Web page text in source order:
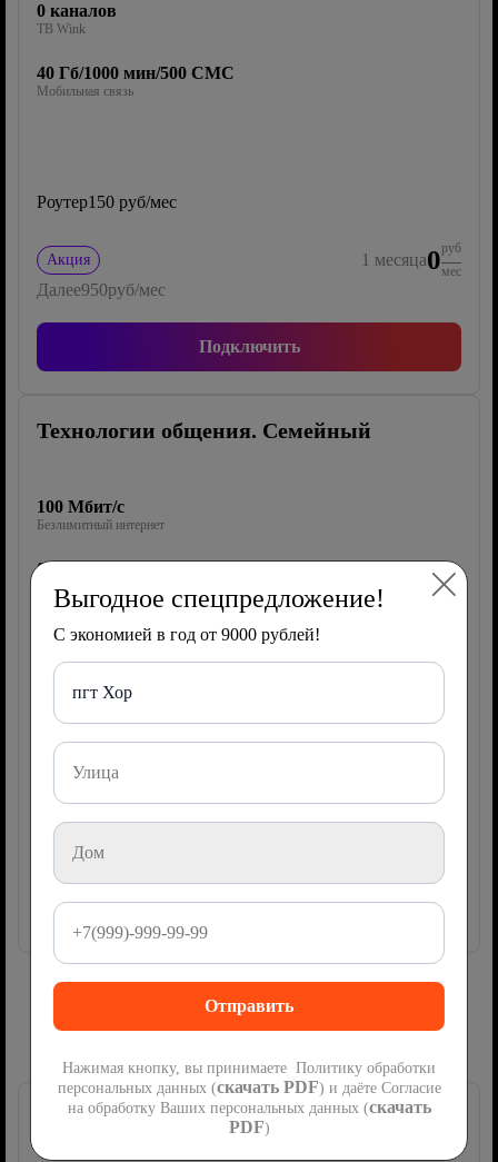
0 каналов
ТВ Wink
40 Гб/1000 мин/500 СМС
Мобильная связь
Роутер150 руб/мес
Акция 1 месяца0руб
мес
Далее950руб/мес
Подключить
Технологии общения. Семейный
100 Мбит/с
Безлимитный интернет
0 каналов
ТВ Wink
40 Гб/2000 мин/500 СМС
Акция 2 месяца550мес
Далее1100
Подключить
Сим-карта Ростелеком с мобильной
Первый мобильный
Выгодное спецпредложение!
С экономией в год от 9000 рублей!
пгт Хор
Нажимая кнопку, вы принимаете Политику обработки
персональных данных (скачать PDF) и даёте Согласие
на обработку Ваших персональных данных (скачать
PDF)